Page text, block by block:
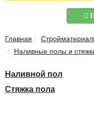
ЗВУКОИЗОЛЯЦИЯ
Главная
Главная
Наливные полы и
Наливной пол
Стяжка пола